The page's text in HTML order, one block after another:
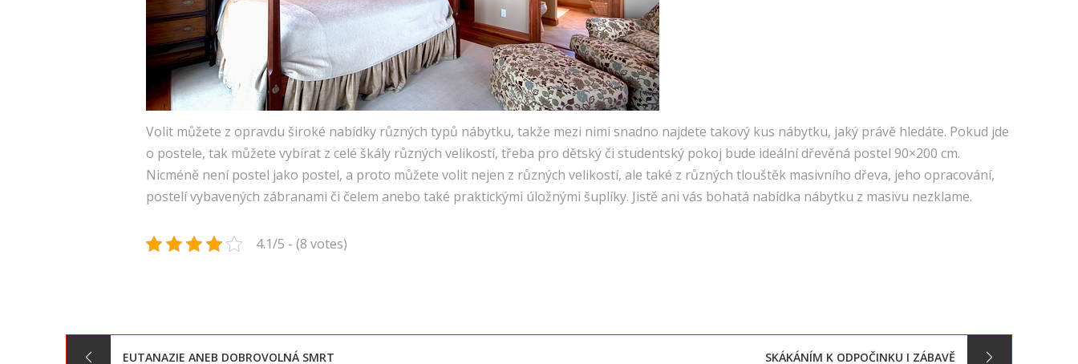
Volit můžete z opravdu široké nabídky různých typů nábytku, takže mezi nimi snadno najdete takový kus nábytku, jaký právě hledáte. Pokud jde
o postele, tak můžete vybírat z celé škály různých velikostí, třeba pro dětský či studentský pokoj bude ideálnídřevěná postel 90×200 cm.
Nicméně není postel jako postel, a proto můžete volit nejen z různých velikostí, ale také z různých tlouštěk masivního dřeva, jeho opracování,
postelí vybavených zábranami či čelem anebo také praktickými úložnými šuplíky. Jistě ani vás bohatá nabídka nábytku z masivu nezklame.
4.1/5 - (8 votes)
Navigace
EUTANAZIE ANEB DOBROVOLNÁ SMRT SKÁKÁNÍM K ODPOČINKU I ZÁBAVĚ